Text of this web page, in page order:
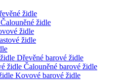
židle
Čalouněné židle
židle
židle
Dřevěné barové židle
Čalouněné barové židle
Kovové barové židle